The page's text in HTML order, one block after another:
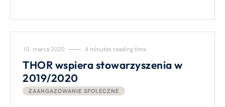
10. marca 2020 4 minutes reading time
THOR wspiera stowarzyszenia w
2019/2020
ZAANGAZOWANIE SPOLECZNE